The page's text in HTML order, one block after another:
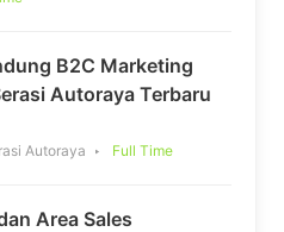
B2C Marketing
Autoraya Terbaru
Autoraya Full Time
Area Sales